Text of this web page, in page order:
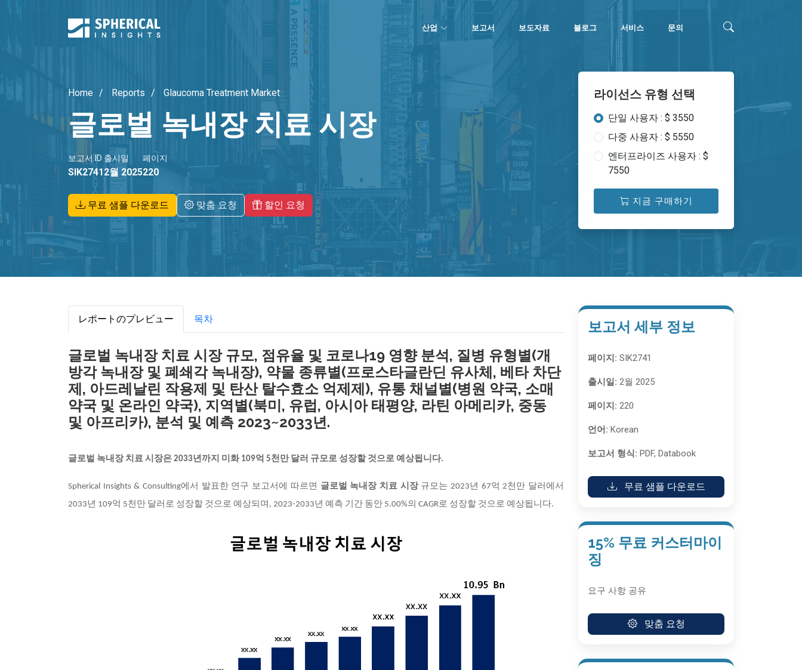
산업 보고서 보도자료 블로그 서비스 문의
Home Reports Glaucoma Treatment Market
글로벌 녹내장 치료 시장
보고서 ID
SIK2741
출시일
2월 2025
페이지
220
무료 샘플 다운로드 맞춤 요청 할인 요청
라이선스 유형 선택
단일 사용자 : $ 3550
다중 사용자 : $ 5550
엔터프라이즈 사용자 : $
7550
지금 구매하기
レポートのプレビュー 목차
글로벌 녹내장 치료 시장 규모, 점유율 및 코로나19 영향 분석, 질병 유형별(개
방각 녹내장 및 폐쇄각 녹내장), 약물 종류별(프로스타글란딘 유사체, 베타 차단
제, 아드레날린 작용제 및 탄산 탈수효소 억제제), 유통 채널별(병원 약국, 소매
약국 및 온라인 약국), 지역별(북미, 유럽, 아시아 태평양, 라틴 아메리카, 중동
및 아프리카), 분석 및 예측 2023~2033년.
글로벌 녹내장 치료 시장은 2033년까지 미화 109억 5천만 달러 규모로 성장할 것으로 예상됩니다.
Spherical Insights & Consulting에서 발표한 연구 보고서에 따르면 글로벌 녹내장 치료 시장규모는 2023년 67억 2천만 달러에서
2033년 109억 5천만 달러로 성장할 것으로 예상되며, 2023-2033년 예측 기간 동안 5.00%의 CAGR로 성장할 것으로 예상됩니다.
보고서 세부 정보
페이지: SIK2741
출시일: 2월 2025
페이지: 220
언어: Korean
보고서 형식: PDF, Databook
무료 샘플 다운로드
15% 무료 커스터마이
징
요구 사항 공유
맞춤 요청